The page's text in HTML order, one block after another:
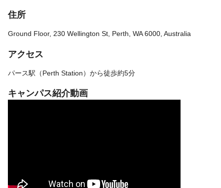
住所
Ground Floor, 230 Wellington St, Perth, WA 6000, Australia
アクセス
パース駅（Perth Station）から徒歩約5分
キャンパス紹介動画